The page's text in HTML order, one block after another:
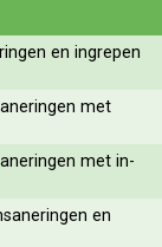
en ingrepen
met
met in-
en